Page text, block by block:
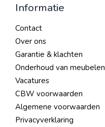
Informatie
Contact
Over ons
Garantie & klachten
Onderhoud van meubelen
Vacatures
CBW voorwaarden
Algemene voorwaarden
Privacyverklaring